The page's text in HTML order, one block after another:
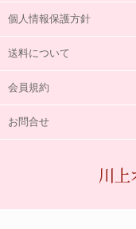
個人情報保護方針
送料について
会員規約
お問合せ